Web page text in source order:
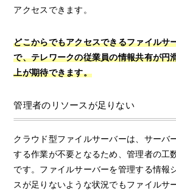
アクセスできます。
どこからでもアクセスできるファイルサ
で、テレワークの従業員の情報共有が円
上が期待できます。
管理者のリソースが足りない
クラウド型ファイルサーバーは、サーバ
する作業が不要となるため、管理者の工
です。ファイルサーバーを管理する情報
スが足りないような状況でもファイルサ